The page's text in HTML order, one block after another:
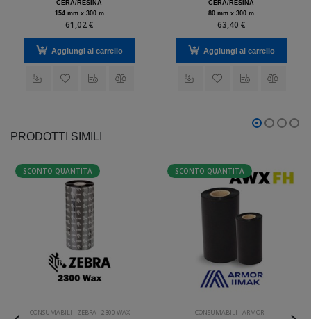
CERA/RESINA
154 mm x 300 m
61,02 €
Aggiungi al carrello
CERA/RESINA
80 mm x 300 m
63,40 €
Aggiungi al carrello
PRODOTTI SIMILI
SCONTO QUANTITÀ
CONSUMABILI - ZEBRA- 2300 WAX
SCONTO QUANTITÀ
CONSUMABILI -ARMOR-